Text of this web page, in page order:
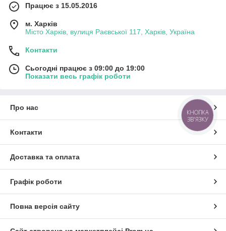
Працює з 15.05.2016
м. Харків
Місто Харків, вулиця Раєвської 117, Харків, Україна
Контакти
Сьогодні працює з 09:00 до 19:00
Показати весь графік роботи
Про нас
Контакти
Доставка та оплата
Графік роботи
Повна версія сайту
КНОПКА
ЗВ'ЯЗКУ